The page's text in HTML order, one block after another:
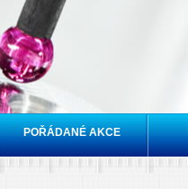
POŘÁDANÉ AKCE